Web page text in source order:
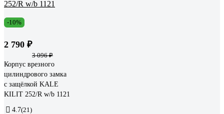
-10%
2 790 ₽
3 096 ₽
Корпус врезного
цилиндрового замка
с защёлкой KALE
KILIT 252/R w/b 1121
4.7(21)